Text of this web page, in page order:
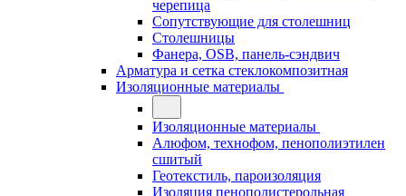
черепица
Сопутствующие для столешниц
Столешницы
Фанера, OSB, панель-сэндвич
Арматура и сетка стеклокомпозитная
Изоляционные материалы
Изоляционные материалы
Алюфом, технофом, пенополиэтилен
сшитый
Геотекстиль, пароизоляция
Изоляция пенополистерольная